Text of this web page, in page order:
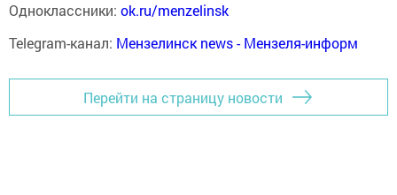
Одноклассники: ok.ru/menzelinsk
Telegram-канал: Мензелинск news - Мензеля-информ
Перейти на страницу новости